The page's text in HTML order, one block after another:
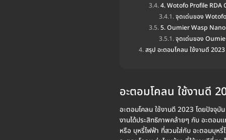
4. Wotofo Profile RDA
จุดเด่นของ
5. Oumier Wasp Nano
จุดเด่นของ
สรุป อะตอมโคลน ใช้งานดี 2023
อะตอมโคลน ใช้งานดี
อะตอมโคลน ใช้งานดี 2023 โดยปัจจุ
งานได้ประสิทธิภาพคล้ายๆ กับ อะตอ
หรือ บุหรี่ไฟฟ้า ที่สวมใส่กับ อะตอมบุหรี่